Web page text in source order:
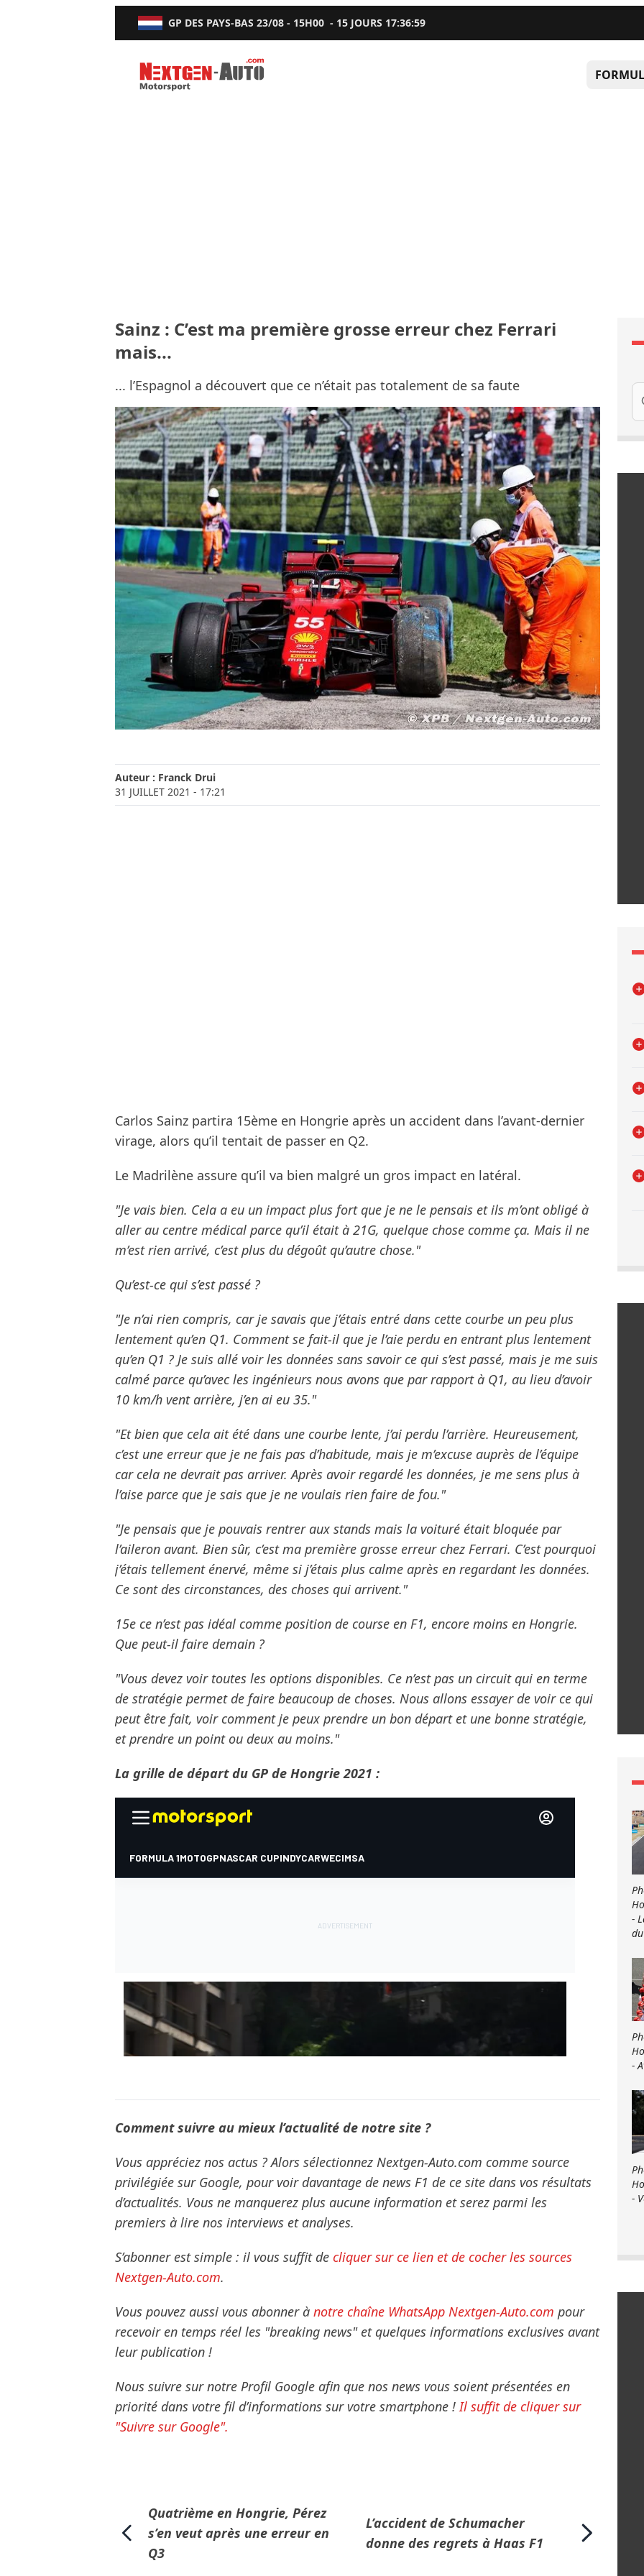
GP DES PAYS-BAS 23/08 - 15H00 - 15 JOURS 17:36:58
Nextgen-Auto.com
Sainz : C’est ma première grosse erreur chez Ferrari
mais...
... l’Espagnol a découvert que ce n’était pas totalement de sa faute
Auteur : Franck Drui
31 JUILLET 2021 - 17:21
Carlos Sainz partira 15ème en Hongrie après un accident dans l’avant-dernier
virage, alors qu’il tentait de passer en Q2.
Le Madrilène assure qu’il va bien malgré un gros impact en latéral.
"Je vais bien. Cela a eu un impact plus fort que je ne le pensais et ils m’ont obligé à
aller au centre médical parce qu’il était à 21G, quelque chose comme ça. Mais il ne
m’est rien arrivé, c’est plus du dégoût qu’autre chose."
Qu’est-ce qui s’est passé ?
"Je n’ai rien compris, car je savais que j’étais entré dans cette courbe un peu plus
lentement qu’en Q1. Comment se fait-il que je l’aie perdu en entrant plus lentement
qu’en Q1 ? Je suis allé voir les données sans savoir ce qui s’est passé, mais je me suis
calmé parce qu’avec les ingénieurs nous avons que par rapport à Q1, au lieu d’avoir
10 km/h vent arrière, j’en ai eu 35."
"Et bien que cela ait été dans une courbe lente, j’ai perdu l’arrière. Heureusement,
c’est une erreur que je ne fais pas d’habitude, mais je m’excuse auprès de l’équipe
car cela ne devrait pas arriver. Après avoir regardé les données, je me sens plus à
l’aise parce que je sais que je ne voulais rien faire de fou."
"Je pensais que je pouvais rentrer aux stands mais la voituré était bloquée par
l’aileron avant. Bien sûr, c’est ma première grosse erreur chez Ferrari. C’est pourquoi
j’étais tellement énervé, même si j’étais plus calme après en regardant les données.
Ce sont des circonstances, des choses qui arrivent."
15e ce n’est pas idéal comme position de course en F1, encore moins en Hongrie.
Que peut-il faire demain ?
"Vous devez voir toutes les options disponibles. Ce n’est pas un circuit qui en terme
de stratégie permet de faire beaucoup de choses. Nous allons essayer de voir ce qui
peut être fait, voir comment je peux prendre un bon départ et une bonne stratégie,
et prendre un point ou deux au moins."
La grille de départ du GP de Hongrie 2021 :
Comment suivre au mieux l’actualité de notre site ?
Vous appréciez nos actus ? Alors sélectionnez Nextgen-Auto.com comme source
privilégiée sur Google, pour voir davantage de news F1 de ce site dans vos résultats
d’actualités. Vous ne manquerez plus aucune information et serez parmi les
premiers à lire nos interviews et analyses.
S’abonner est simple : il vous suffit de cliquer sur ce lien et de cocher les sources
Nextgen-Auto.com.
Vous pouvez aussi vous abonner à notre chaîne WhatsApp Nextgen-Auto.com pour
recevoir en temps réel les "breaking news" et quelques informations exclusives avant
leur publication !
Nous suivre sur notre Profil Google afin que nos news vous soient présentées en
priorité dans votre fil d’informations sur votre smartphone !Il suffit de cliquer sur
"Suivre sur Google".
Quatrième en Hongrie, Pérez
s’en veut après une erreur en
Q3
L’accident de Schumacher
donne des regrets à Haas F1
-
-
-